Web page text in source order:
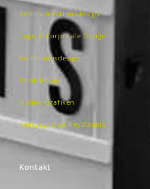
Kommunikationsdesign
Logo & Corporate Design
Animationsdesign
Print-Design
Online-Grafiken
Kampagnen & KeyVisuals
Kontakt